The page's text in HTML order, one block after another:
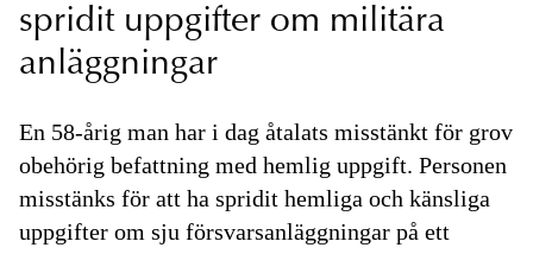
spridit uppgifter om militära
anläggningar
En 58-årig man har i dag åtalats misstänkt för grov
obehörig befattning med hemlig uppgift. Personen
misstänks för att ha spridit hemliga och känsliga
uppgifter om sju försvarsanläggningar på ett